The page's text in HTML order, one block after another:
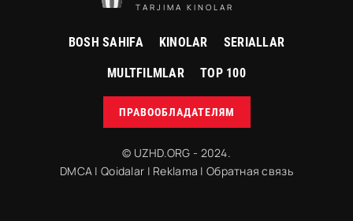
TARJIMA KINOLAR
BOSH SAHIFA KINOLAR SERIALLAR
MULTFILMLAR TOP 100
ПРАВООБЛАДАТЕЛЯМ
© UZHD.ORG - 2024.
DMCA |Qoidalar | Reklama | Обратная связь